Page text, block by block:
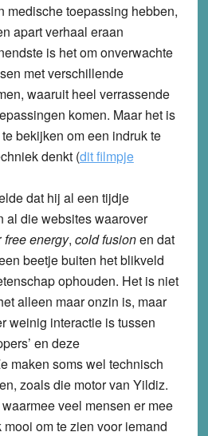
medische toepassing hebben,
apart verhaal eraan
is het om onverwachte
met verschillende
waaruit heel verrassende
komen. Maar het is
bekijken om een indruk te
denkt (dit filmpje
dat hij al een tijdje
al die websites waarover
free energy, cold fusionen dat
beetje buiten het blikveld
ophouden. Het is niet
alleen maar onzin is, maar
weinig interactie is tussen
en deze
maken soms wel technisch
zoals die motor van Yildiz.
veel mensen er mee
om te zien voor iemand